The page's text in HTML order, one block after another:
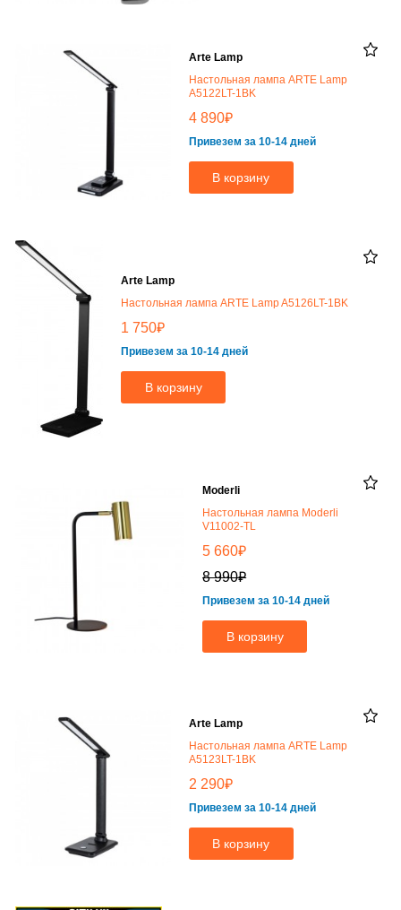
Arte Lamp
Настольная лампа ARTE Lamp
A5122LT-1BK
4 890₽
Привезем за 10-14 дней
В корзину
Arte Lamp
Настольная лампа ARTE Lamp A5126LT-1BK
1 750₽
Привезем за 10-14 дней
В корзину
Moderli
Настольная лампа Moderli
V11002-TL
5 660₽
8 990₽
Привезем за 10-14 дней
В корзину
Arte Lamp
Настольная лампа ARTE Lamp
A5123LT-1BK
2 290₽
Привезем за 10-14 дней
В корзину